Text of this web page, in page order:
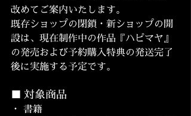
改めてご案内いたします。
既存ショップの閉鎖・新ショップの開
設は、現在制作中の作品『ハピマヤ』
の発売および予約購入特典の発送完了
後に実施する予定です。
■ 対象商品
・ 書籍